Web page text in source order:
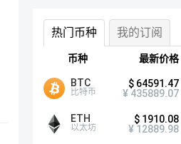
热门币种 我的订阅
币种 最新价格
BTC
比特币
$ 64591.47
¥ 435889.07
ETH
以太坊
$ 1910.08
¥ 12889.98